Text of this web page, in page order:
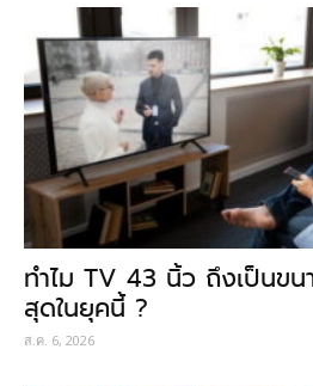
ทำไม TV 43 นิ้ว ถึงเป็นข
สุดในยุคนี้ ?
ส.ค. 6, 2026